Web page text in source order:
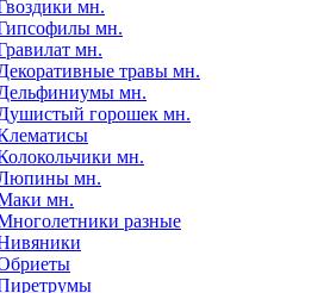
мн.
мн.
мн.
травы мн.
мн.
горошек мн.
мн.
мн.
мн.
разные